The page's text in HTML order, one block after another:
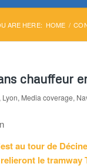
ARE HERE: HOME /
chauffeur
Lyon, Media coverage,
au tour de
le tramway